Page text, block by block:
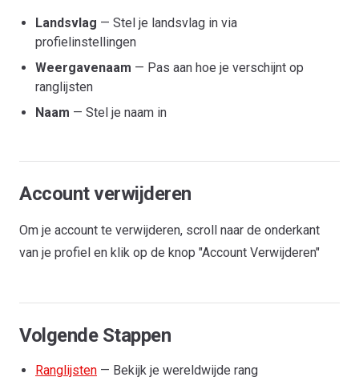
Landsvlag — Stel je landsvlag in via
profielinstellingen
Weergavenaam — Pas aan hoe je verschijnt op
ranglijsten
Naam — Stel je naam in
Account verwijderen
Om je account te verwijderen, scroll naar de onderkant
van je profiel en klik op de knop "Account Verwijderen"
Volgende Stappen
Ranglijsten — Bekijk je wereldwijde rang